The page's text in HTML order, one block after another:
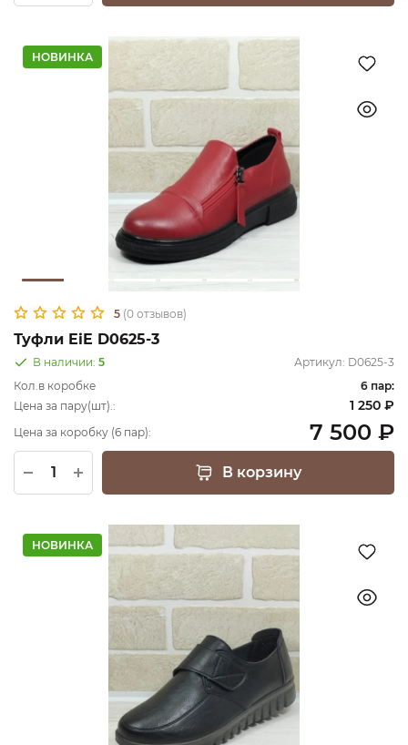
НОВИНКА
5 (0 отзывов)
Туфли EiE D0625-3
В наличии: 5 Артикул: D0625-3
Кол.в коробке
6 пар:
Цена за пару(шт).:
1 250 ₽
Цена за коробку (6 пар): 7 500 ₽
В корзину
НОВИНКА